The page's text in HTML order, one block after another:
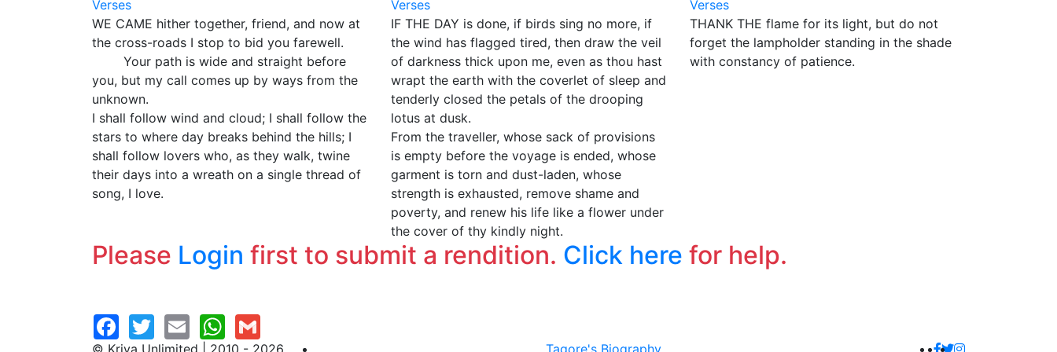
Verses
WE CAME hither together, friend, and now at
the cross-roads I stop to bid you farewell.
Your path is wide and straight before
you, but my call comes up by ways from the
unknown.
I shall follow wind and cloud; I shall follow the
stars to where day breaks behind the hills; I
shall follow lovers who, as they walk, twine
their days into a wreath on a single thread of
song, I love.
Verses
IF THE DAY is done, if birds sing no more, if
the wind has flagged tired, then draw the veil
of darkness thick upon me, even as thou hast
wrapt the earth with the coverlet of sleep and
tenderly closed the petals of the drooping
lotus at dusk.
From the traveller, whose sack of provisions
is empty before the voyage is ended, whose
garment is torn and dust-laden, whose
strength is exhausted, remove shame and
poverty, and renew his life like a flower under
the cover of thy kindly night.
Verses
THANK THE flame for its light, but do not
forget the lampholder standing in the shade
with constancy of patience.
Please Login first to submit a rendition. Click here for help.
© Kriya Unlimited | 2010 - 2026 Tagore's Biography